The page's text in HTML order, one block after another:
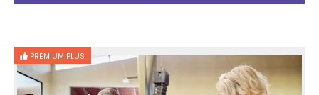
PREMIUM PLUS